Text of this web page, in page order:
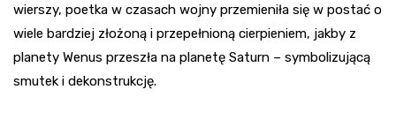
wierszy, poetka w czasach wojny przemieniła się w postać o
wiele bardziej złożoną i przepełnioną cierpieniem, jakby z
planety Wenus przeszła na planetę Saturn – symbolizującą
smutek i dekonstrukcję.